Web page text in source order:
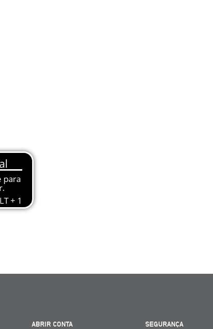
ABRIR CONTA
SEGURANÇA